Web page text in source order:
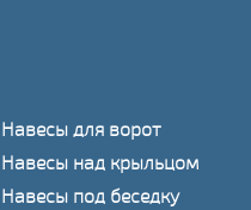
Навесы для ворот
Навесы над крыльцом
Навесы под беседку